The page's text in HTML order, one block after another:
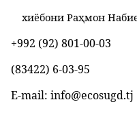
хиёбони Раҳмон
+992 (92) 801-00-03
(83422) 6-03-95
E-mail: info@ecosugd.tj